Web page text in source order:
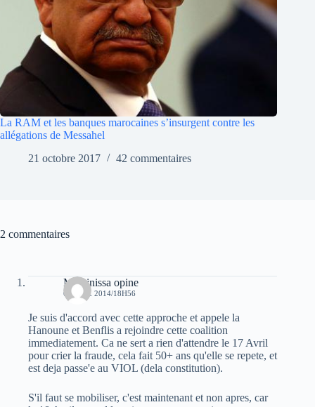
La RAM et les banques marocaines s’insurgent contre les
allégations de Messahel
21 octobre 2017
42 commentaires
2 commentaires
Massinissa opine
6 AVRIL 2014/18H56
Je suis d'accord avec cette approche et appele la
Hanoune et Benflis a rejoindre cette coalition
immediatement. Ca ne sert a rien d'attendre le 17 Avril
pour crier la fraude, cela fait 50+ ans qu'elle se repete, et
est deja passe'e au VIOL (dela constitution).
S'il faut se mobiliser, c'est maintenant et non apres, car